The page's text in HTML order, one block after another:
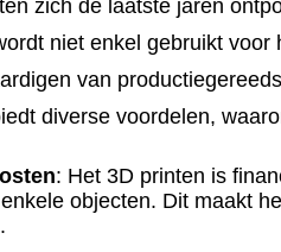
zich de laatste jaren
niet enkel gebruikt
van
diverse voordelen,
: Het 3D printen is
objecten. Dit maakt